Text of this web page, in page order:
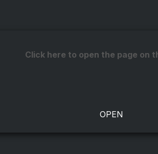
Click here to open the page on